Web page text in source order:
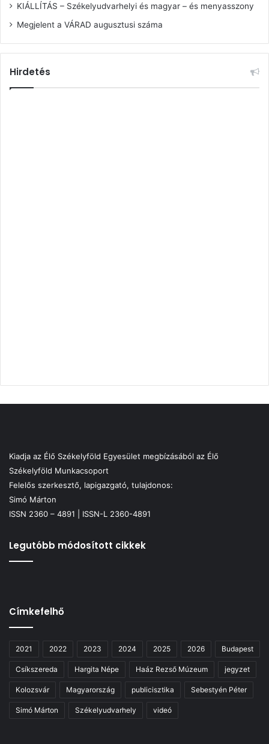
KIÁLLÍTÁS – Székelyudvarhelyi és magyar – és menyasszony
Megjelent a VÁRAD augusztusi száma
Hirdetés
Kiadja az Élő Székelyföld Egyesület megbízásából az Élő
Székelyföld Munkacsoport
Felelős szerkesztő, lapigazgató, tulajdonos:
Simó Márton
ISSN 2360 – 4891 | ISSN-L 2360-4891
Legutóbb módosított cikkek
Címkefelhő
2021 2022 2023 2024 2025 2026 Budapest
Csíkszereda Hargita Népe Haáz Rezső Múzeum jegyzet
Kolozsvár Magyarország publicisztika Sebestyén Péter
Simó Márton Székelyudvarhely videó